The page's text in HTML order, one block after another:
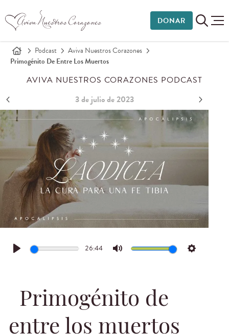
DONAR
Podcast
Aviva Nuestros Corazones
Primogénito De Entre Los Muertos
AVIVA NUESTROS CORAZONES PODCAST
3 de julio de 2023
Play
26:44
Mute Settings
Primogénito de
entre los muertos